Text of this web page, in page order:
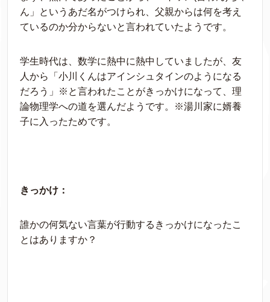
ん」というあだ名がつけられ、父親からは何を考え
ているのか分からないと言われていたようです。
学生時代は、数学に熱中に熱中していましたが、友
人から「小川くんはアインシュタインのようになる
だろう」※と言われたことがきっかけになって、理
論物理学への道を選んだようです。※湯川家に婿養
子に入ったためです。
きっかけ：
誰かの何気ない言葉が行動するきっかけになったこ
とはありますか？